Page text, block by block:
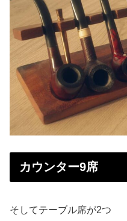
カウンター9席
そしてテーブル席が2つ